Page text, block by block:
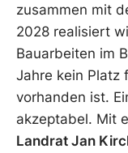
zusammen mit
2028 realisiert
Bauarbeiten im
Jahre kein Platz
vorhanden ist.
akzeptabel. Mit
Landrat Jan